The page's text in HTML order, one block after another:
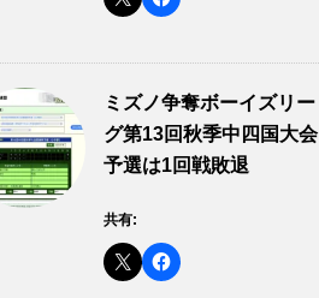
ミズノ争奪ボーイズリー
グ第13回秋季中四国大会
予選は1回戦敗退
共有: